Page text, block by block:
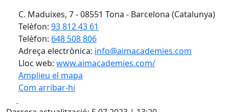
C. Maduixes, 7 - 08551 Tona - Barcelona (Catalunya)
Telèfon: 93 812 43 61
Telèfon: 648 508 806
Adreça electrònica: info@aimacademies.com
Lloc web: www.aimacademies.com/
Amplieu el mapa
Com arribar-hi
+